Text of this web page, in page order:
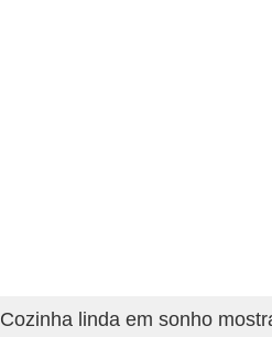
Cozinha linda em sonho